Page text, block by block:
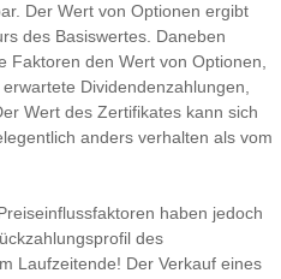
Der Wert von Optionen ergibt
des Basiswertes. Daneben
Faktoren den Wert von Optionen,
Dividendenzahlungen,
Wert des Zertifikates kann sich
anders verhalten als vom
haben jedoch
des
Laufzeitende! Der Verkauf eines